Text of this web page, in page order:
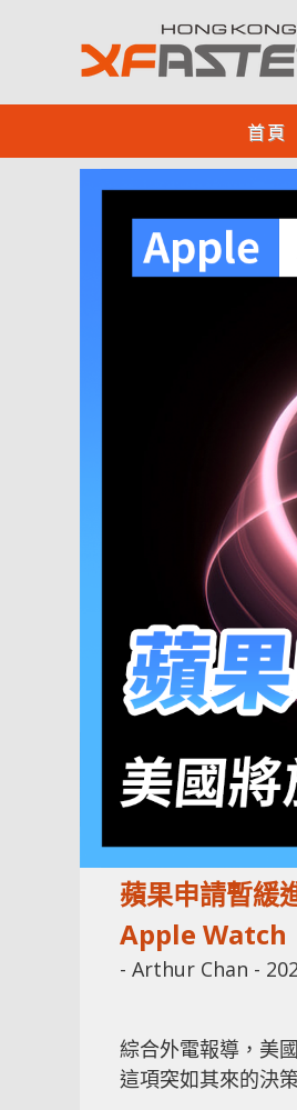
首頁
蘋果申請暫緩
Apple Watch
- Arthur Chan -
綜合外電報導，美
這項突如其來的決